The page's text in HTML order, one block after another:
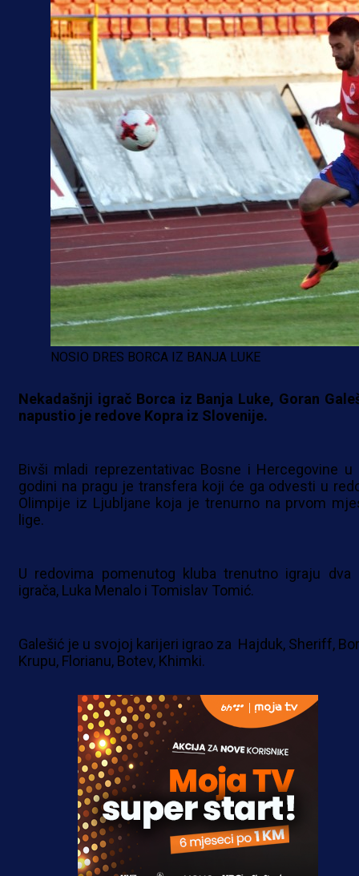
NOSIO DRES BORCA IZ BANJA LUKE
Nekadašnji igrač Borca iz Banja Luke, Goran
napustio je redove Kopra iz Slovenije.
Bivši mladi reprezentativac Bosne i Hercegovine u
godini na pragu je transfera koji će ga odvesti u
Olimpije iz Ljubljane koja je trenurno na prvom
lige.
U redovima pomenutog kluba trenutno igraju dva
igrača, Luka Menalo i Tomislav Tomić.
Galešić je u svojoj karijeri igrao za Hajduk, Sheriff,
Krupu, Florianu, Botev, Khimki.